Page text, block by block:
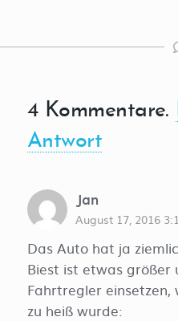
4 Kommentare.
Antwort
Jan
August 17, 2016
Das Auto hat ja
Biest ist etwas größer
Fahrtregler
zu heiß wurde: